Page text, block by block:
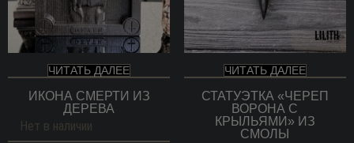
ЧИТАТЬ ДАЛЕЕ
ИКОНА СМЕРТИ ИЗ
ДЕРЕВА
Нет в наличии
ЧИТАТЬ ДАЛЕЕ
СТАТУЭТКА «ЧЕРЕП
ВОРОНА С
КРЫЛЬЯМИ» ИЗ
СМОЛЫ